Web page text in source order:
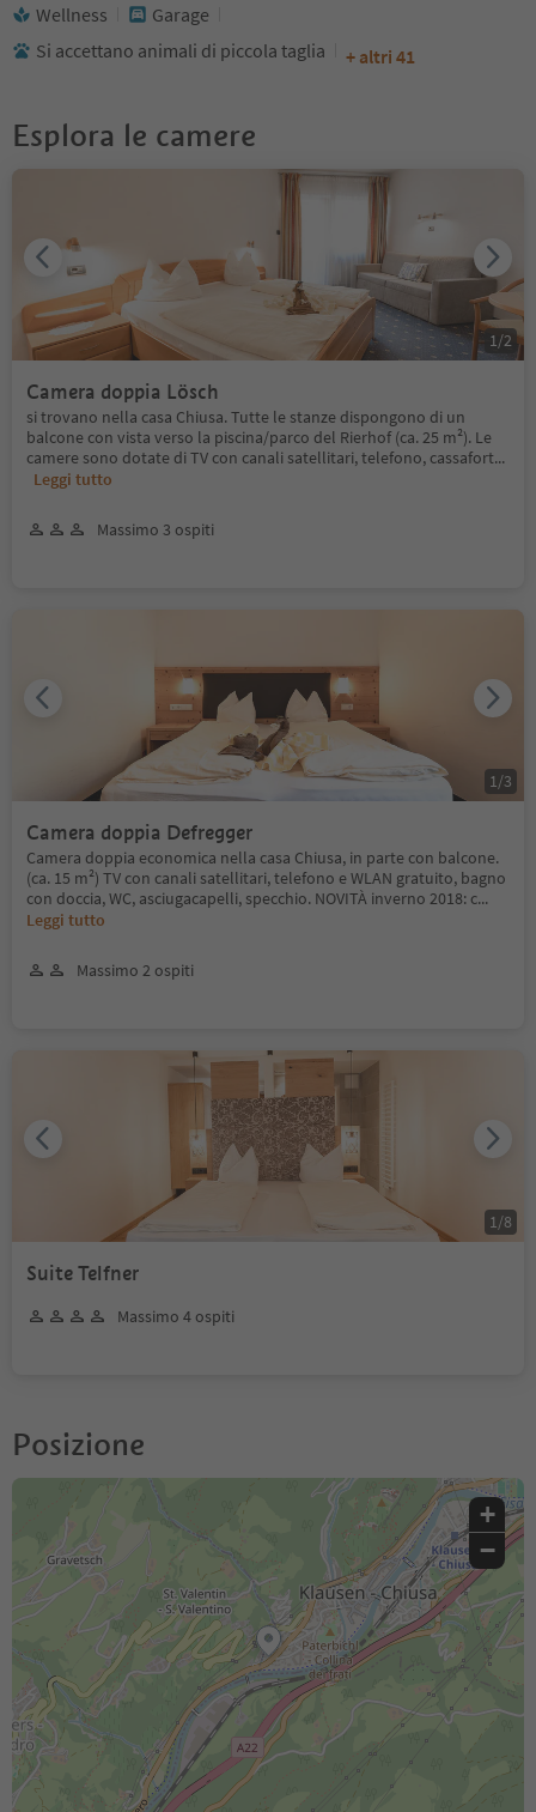
Wellness
Garage
Si accettano animali di piccola taglia
+ altri 41
Esplora le camere
Camera doppia Lösch
si trovano nella casa Chiusa. Tutte le stanze dispongono di un
balcone con vista verso la piscina/parco del Rierhof (ca. 25 m²). Le
camere sono dotate di TV con canali satellitari, telefono, cassafort...
Leggi tutto
Massimo 3 ospiti
1 /2
Camera doppia Defregger
Camera doppia economica nella casa Chiusa, in parte con balcone.
(ca. 15 m²) TV con canali satellitari, telefono e WLAN gratuito, bagno
con doccia, WC, asciugacapelli, specchio. NOVITÀ inverno 2018: c...
Leggi tutto
Massimo 2 ospiti
1 /3
Suite Telfner
Massimo 4 ospiti
1 /8
Posizione
+
−